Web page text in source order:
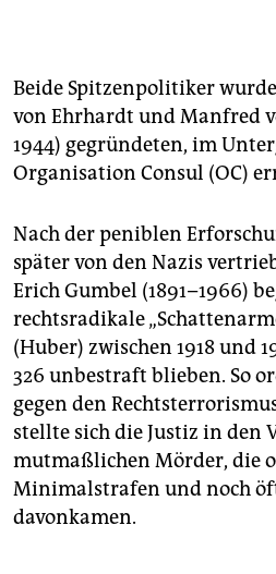
Beide Spitzenpolitiker
von Ehrhardt und Manfred
1944) gegründeten, im
Organisation Consul (OC)
Nach der peniblen
später von den Nazis
Erich Gumbel (1891–1966)
rechtsradikale
(Huber) zwischen 1918 und
326 unbestraft blieben. So
gegen den
stellte sich die Justiz in den
mutmaßlichen Mörder, die
Minimalstrafen und noch
davonkamen.